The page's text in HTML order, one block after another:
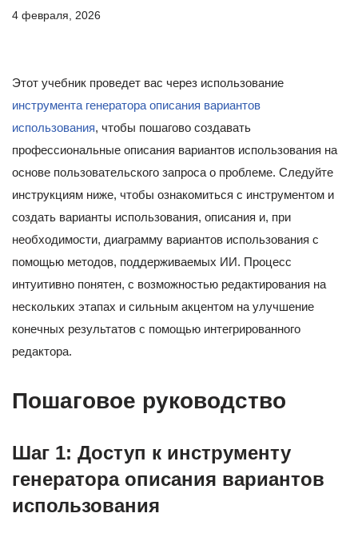
4 февраля, 2026
Этот учебник проведет вас через использование
инструмента генератора описания вариантов
использования, чтобы пошагово создавать
профессиональные описания вариантов использования на
основе пользовательского запроса о проблеме. Следуйте
инструкциям ниже, чтобы ознакомиться с инструментом и
создать варианты использования, описания и, при
необходимости, диаграмму вариантов использования с
помощью методов, поддерживаемых ИИ. Процесс
интуитивно понятен, с возможностью редактирования на
нескольких этапах и сильным акцентом на улучшение
конечных результатов с помощью интегрированного
редактора.
Пошаговое руководство
Шаг 1: Доступ к инструменту
генератора описания вариантов
использования